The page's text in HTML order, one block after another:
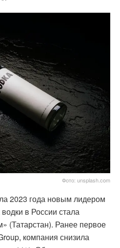
Фото: unsplash.com
2023 года новым лидером
в России стала
(Татарстан). Ранее первое
компания снизила